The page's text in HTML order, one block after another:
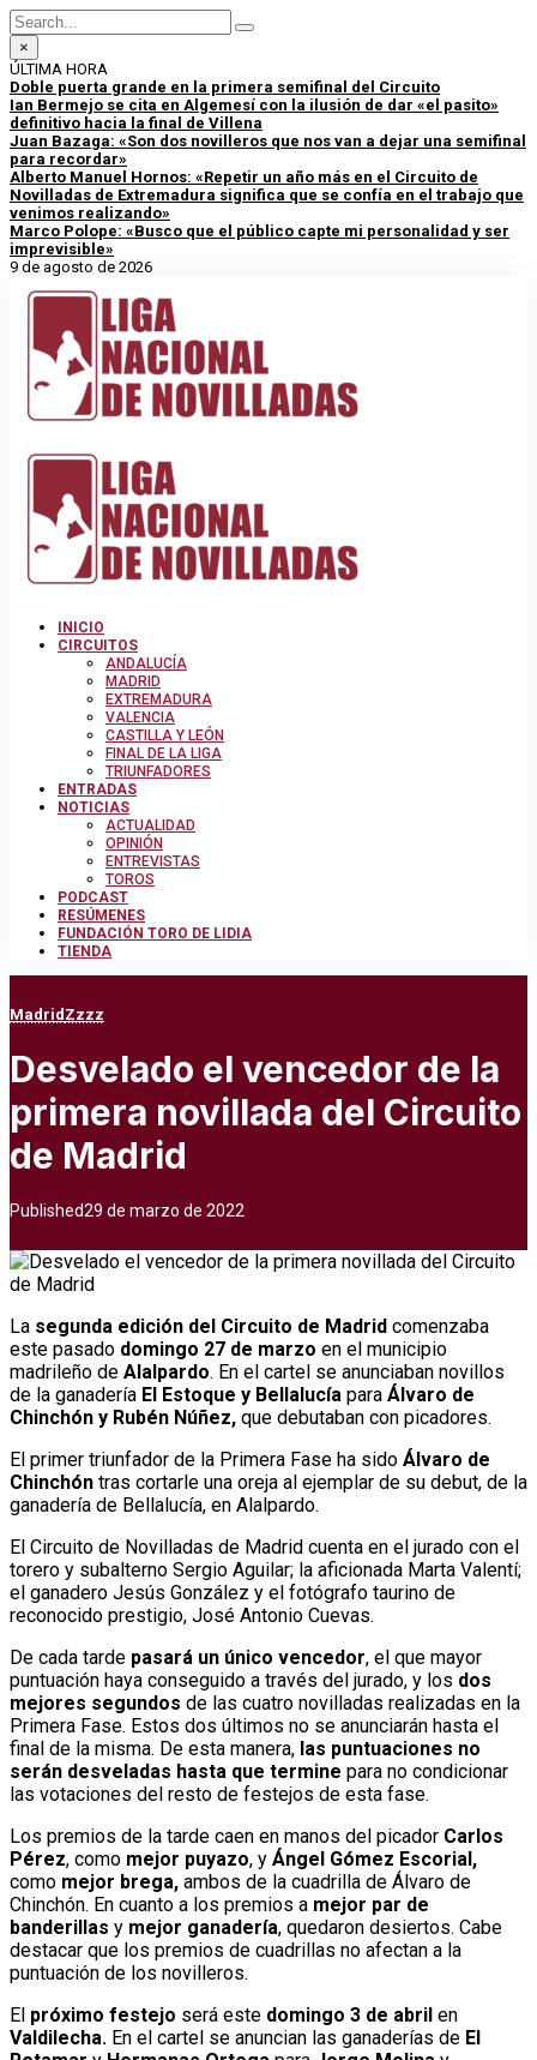
×
ÚLTIMA HORA
Doble puerta grande en la primera semifinal del Circuito
Ian Bermejo se cita en Algemesí con la ilusión de dar «el pasito»
definitivo hacia la final de Villena
Juan Bazaga: «Son dos novilleros que nos van a dejar una semifinal
para recordar»
Alberto Manuel Hornos: «Repetir un año más en el Circuito de
Novilladas de Extremadura significa que se confía en el trabajo que
venimos realizando»
Marco Polope: «Busco que el público capte mi personalidad y ser
imprevisible»
9 de agosto de 2026
INICIO
CIRCUITOS
ANDALUCÍA
MADRID
EXTREMADURA
VALENCIA
CASTILLA Y LEÓN
FINAL DE LA LIGA
TRIUNFADORES
ENTRADAS
NOTICIAS
ACTUALIDAD
OPINIÓN
ENTREVISTAS
TOROS
PODCAST
RESÚMENES
FUNDACIÓN TORO DE LIDIA
TIENDA
Madrid Zzzz
Desvelado el vencedor de la
primera novillada del Circuito
de Madrid
Published29 de marzo de 2022
La segunda edición del Circuito de Madrid comenzaba
este pasado domingo 27 de marzo en el municipio
madrileño de Alalpardo. En el cartel se anunciaban novillos
de la ganadería El Estoque y Bellalucía para Álvaro de
Chinchón y Rubén Núñez, que debutaban con picadores.
El primer triunfador de la Primera Fase ha sido Álvaro de
Chinchón tras cortarle una oreja al ejemplar de su debut, de la
ganadería de Bellalucía, en Alalpardo.
El Circuito de Novilladas de Madrid cuenta en el jurado con el
torero y subalterno Sergio Aguilar; la aficionada Marta Valentí;
el ganadero Jesús González y el fotógrafo taurino de
reconocido prestigio, José Antonio Cuevas.
De cada tarde pasará un único vencedor, el que mayor
puntuación haya conseguido a través del jurado, y los dos
mejores segundos de las cuatro novilladas realizadas en la
Primera Fase. Estos dos últimos no se anunciarán hasta el
final de la misma. De esta manera, las puntuaciones no
serán desveladas hasta que termine para no condicionar
las votaciones del resto de festejos de esta fase.
Los premios de la tarde caen en manos del picador Carlos
Pérez, como mejor puyazo, y Ángel Gómez Escorial,
como mejor brega, ambos de la cuadrilla de Álvaro de
Chinchón. En cuanto a los premios a mejor par de
banderillas y mejor ganadería, quedaron desiertos. Cabe
destacar que los premios de cuadrillas no afectan a la
puntuación de los novilleros.
El próximo festejo será este domingo 3 de abril en
Valdilecha. En el cartel se anuncian las ganaderías de El